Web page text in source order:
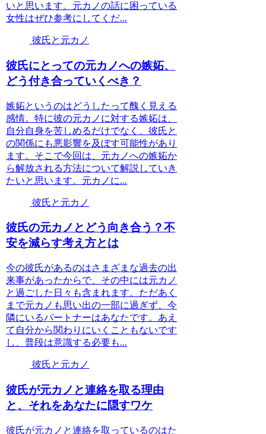
いと思います。元カノの話に困っている
女性はぜひ参考にしてくだ...
彼氏と元カノ
彼氏にとっての元カノへの嫉妬、
どう付き合っていくべき？
嫉妬というのはどうしたって醜く見える
感情。特に彼の元カノに対する嫉妬は、
自分自身を苦しめるだけでなく、彼氏と
の関係にも悪影響を及ぼす可能性があり
ます。そこで今回は、元カノへの嫉妬か
ら解放される方法について解説していき
たいと思います。元カノに...
彼氏と元カノ
彼氏の元カノとどう向き合う？不
安を減らす考え方とは
今の彼氏があるのはさまざまな過去の出
来事があったからで、その中には元カノ
と過ごした日々も含まれます。ただあく
まで元カノも思い出の一部に過ぎず、今
隣にいるパートナーはあなたです。あえ
て自分から関わりにいくこともないです
し、普段は意識する必要も...
彼氏と元カノ
彼氏が元カノと連絡を取る理由
と、それをあなたに隠すワケ
彼氏が元カノと連絡を取っているのはた